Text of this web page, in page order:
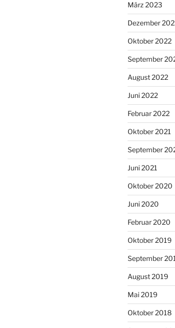
März 2023
Dezember
Oktober 2022
September
August 2022
Juni 2022
Februar 2022
Oktober 2021
September
Juni 2021
Oktober 2020
Juni 2020
Februar 2020
Oktober 2019
September
August 2019
Mai 2019
Oktober 2018